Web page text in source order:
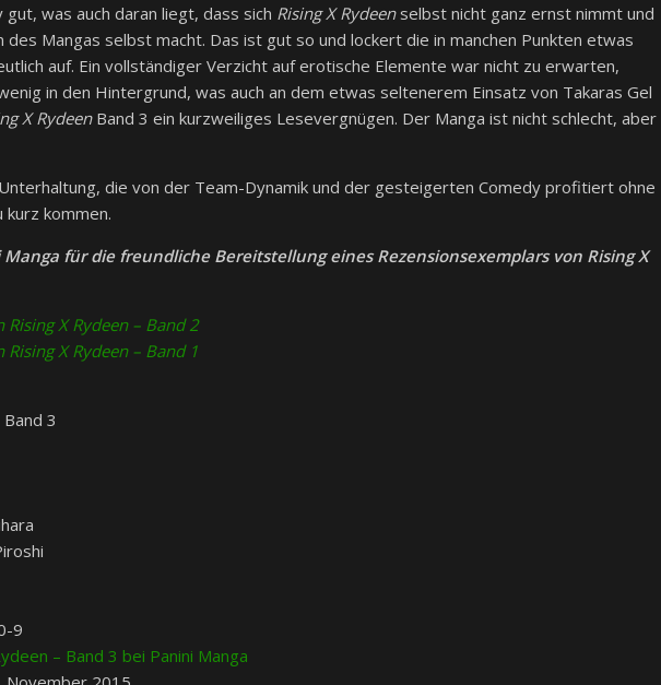
was auch daran liegt, dass sich Rising X Rydeenselbst nicht ganz ernst nimmt und
Mangas selbst macht. Das ist gut so und lockert die in manchen Punkten etwas
auf. Ein vollständiger Verzicht auf erotische Elemente war nicht zu erwarten,
in den Hintergrund, was auch an dem etwas seltenerem Einsatz von Takaras Gel
X RydeenBand 3 ein kurzweiliges Lesevergnügen. Der Manga ist nicht schlecht, aber
die von der Team-Dynamik und der gesteigerten Comedy profitiert ohne
kurz kommen.
für die freundliche Bereitstellung eines Rezensionsexemplars von Rising X
Rising X Rydeen – Band 2
Rising X Rydeen – Band 1
3
9
– Band 3 bei Panini Manga